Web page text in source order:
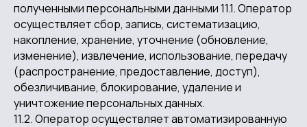
полученными персональными данными 11.1. Оператор
осуществляет сбор, запись, систематизацию,
накопление, хранение, уточнение (обновление,
изменение), извлечение, использование, передачу
(распространение, предоставление, доступ),
обезличивание, блокирование, удаление и
уничтожение персональных данных.
11.2. Оператор осуществляет автоматизированную